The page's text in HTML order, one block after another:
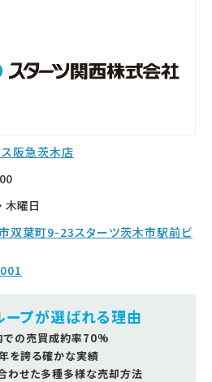
ス阪急茨木店
木曜日
双葉町9-23スターツ茨木市駅前ビ
ープが選ばれる理由
での売買成約率70%
を誇る確かな実績
わせた多種多様な売却方法